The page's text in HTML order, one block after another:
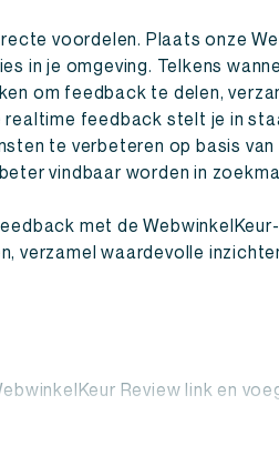
voordelen. Plaats onze
in je omgeving. Telkens
om feedback te delen,
realtime feedback stelt je in
te verbeteren op basis
vindbaar worden in
met de
verzamel waardevolle
Review link en
review kaarten